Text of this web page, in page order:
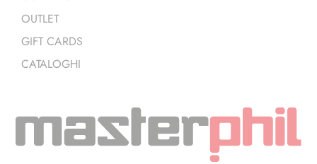
OUTLET
GIFT CARDS
CATALOGHI